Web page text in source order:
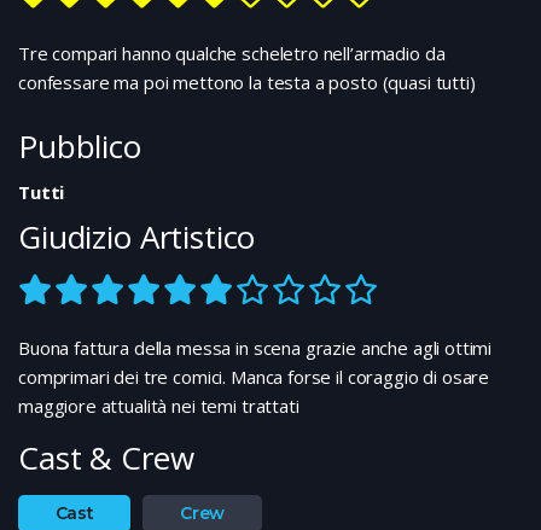
Tre compari hanno qualche scheletro nell’armadio da
confessare ma poi mettono la testa a posto (quasi tutti)
Pubblico
Tutti
Giudizio Artistico
Buona fattura della messa in scena grazie anche agli ottimi
comprimari dei tre comici. Manca forse il coraggio di osare
maggiore attualità nei temi trattati
Cast & Crew
Cast Crew